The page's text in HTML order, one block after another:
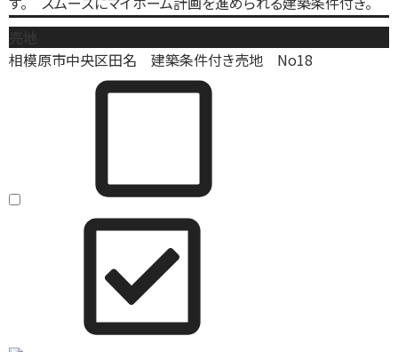
相模原市中央区田名 建築条件付き売地 No18